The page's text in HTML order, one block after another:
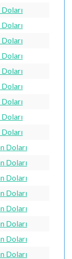
Doları
Doları
Doları
Doları
Doları
Doları
Doları
Doları